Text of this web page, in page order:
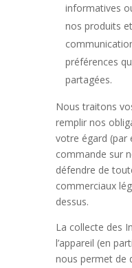
informatives
nos produits
préférences
partagées.
Nous traitons
remplir nos
votre égard (par
commande sur
défendre de
commerciaux
dessus.
La collecte des
l’appareil (en
nous permet de